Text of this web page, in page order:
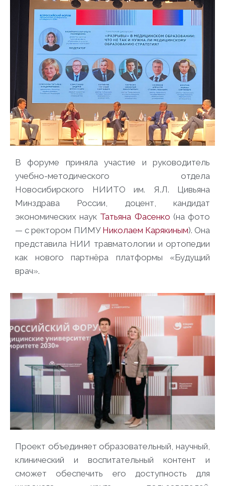
В форуме приняла участие и руководитель
учебно-методического отдела
Новосибирского НИИТО им. Я.Л. Цивьяна
Минздрава России, доцент, кандидат
экономических наук Татьяна Фасенко (на фото
— с ректором ПИМУ Николаем Карякиным). Она
представила НИИ травматологии и ортопедии
как нового партнёра платформы «Будущий
врач».
Проект объединяет образовательный, научный,
клинический и воспитательный контент и
сможет обеспечить его доступность для